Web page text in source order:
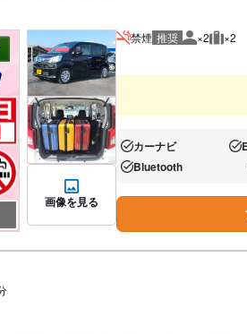
画像を見る
禁煙 推奨 推奨人数
×2 推奨
×2
あり:カーナビ あ
あり:Bluetooth な